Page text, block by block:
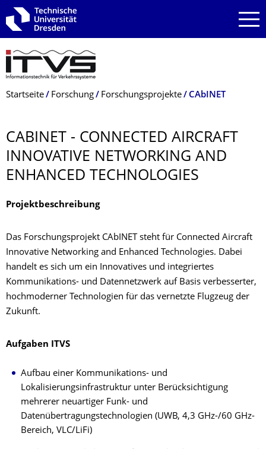
Zur Hauptnavigation springen
Zur Suche springen
Zum Inhalt springen
Breadcrumb-Menü
Startseite Forschung Forschungsprojekte CAbINET
CABINET - CONNECTED AIRCRAFT
INNOVATIVE NETWORKING AND
ENHANCED TECHNOLOGIES
Projektbeschreibung
Das Forschungsprojekt CAbINET steht für Connected Aircraft
Innovative Networking and Enhanced Technologies. Dabei
handelt es sich um ein Innovatives und integriertes
Kommunikations- und Datennetzwerk auf Basis verbesserter,
hochmoderner Technologien für das vernetzte Flugzeug der
Zukunft.
Aufgaben ITVS
Aufbau einer Kommunikations- und
Lokalisierungsinfrastruktur unter Berücksichtigung
mehrerer neuartiger Funk- und
Datenübertragungstechnologien (UWB, 4,3 GHz-/60 GHz-
Bereich, VLC/LiFi)